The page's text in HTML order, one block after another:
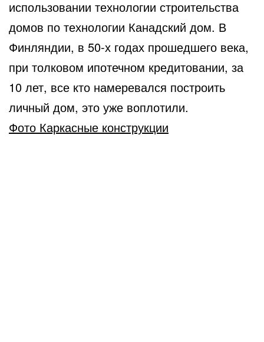
использовании технологии строительства
домов по технологии Канадский дом. В
Финляндии, в 50-х годах прошедшего века,
при толковом ипотечном кредитовании, за
10 лет, все кто намеревался построить
личный дом, это уже воплотили.
Фото Каркасные конструкции